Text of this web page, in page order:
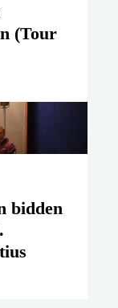
(Tour
bidden